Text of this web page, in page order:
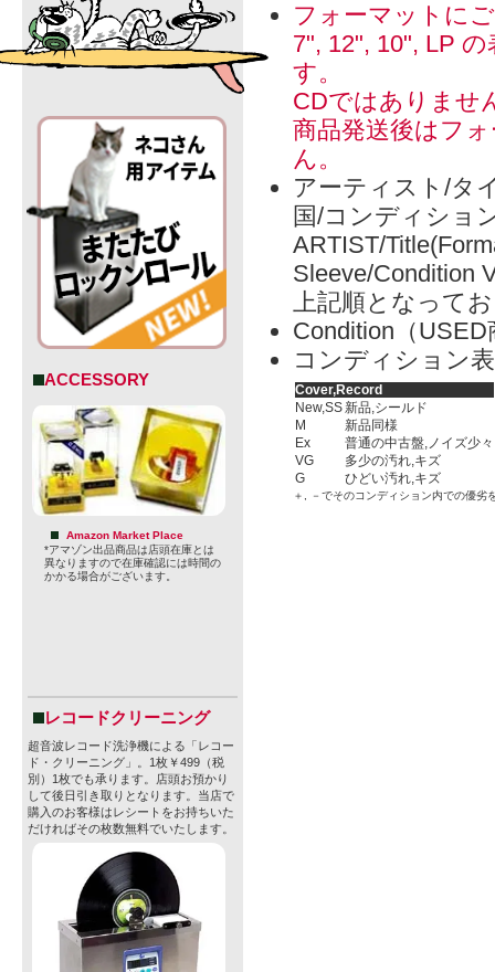
ACCESSORY
Amazon Market Place
*アマゾン出品商品は店頭在庫とは
異なりますので在庫確認には時間の
かかる場合がございます。
レコードクリーニング
超音波レコード洗浄機による「レコー
ド・クリーニング」。1枚￥499（税
別）1枚でも承ります。店頭お預かり
して後日引き取りとなります。当店で
購入のお客様はレシートをお持ちいた
だければその枚数無料でいたします。
フォーマットに
7", 12", 10", LP
す。
CDではありませ
商品発送後はフ
ん。
アーティスト/タ
国/コンディショ
ARTIST/
Sleeve/Condition
上記順となって
Condition（
コンディション
Cover,Record
New,SS新品,シールド
M
新品同様
Ex
普通の中古盤,ノイズ少々
VG
多少の汚れ,キズ
G
ひどい汚れ,キズ
＋, －でそのコンディション内での優劣